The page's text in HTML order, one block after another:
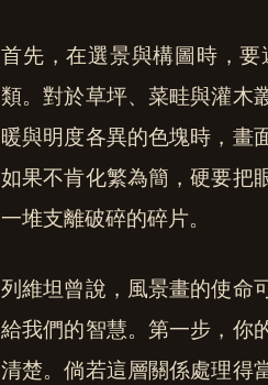
首先，在選景與構圖時，
類。對於草坪、菜畦與灌木
暖與明度各異的色塊時，畫
如果不肯化繁為簡，硬要把
一堆支離破碎的碎片。
列維坦曾說，風景畫的使命
給我們的智慧。第一步，你
清楚。倘若這層關係處理得